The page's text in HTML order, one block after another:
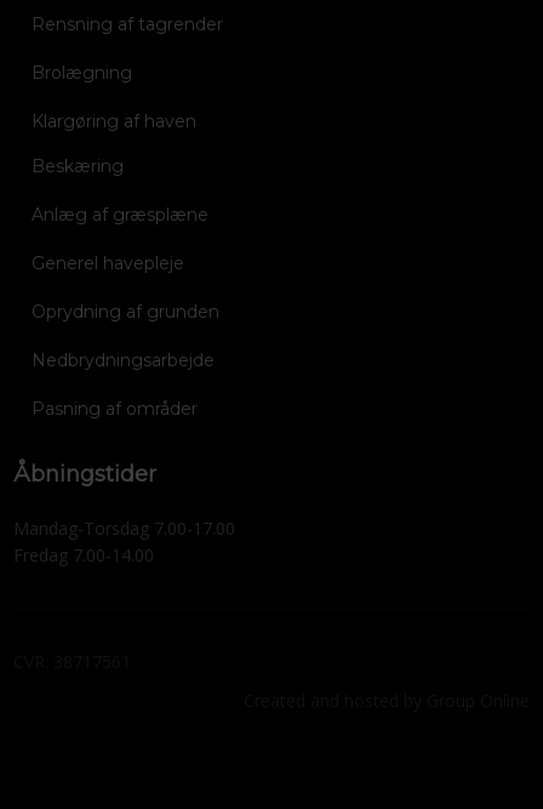
Rensning af tagrender
Brolægning
Klargøring af haven
Beskæring
Anlæg af græsplæne
Generel havepleje
Oprydning af grunden
Nedbrydningsarbejde
Pasning af områder
Åbningstider
Mandag-Torsdag 7.00-17.00​
Fredag 7.00-14.00